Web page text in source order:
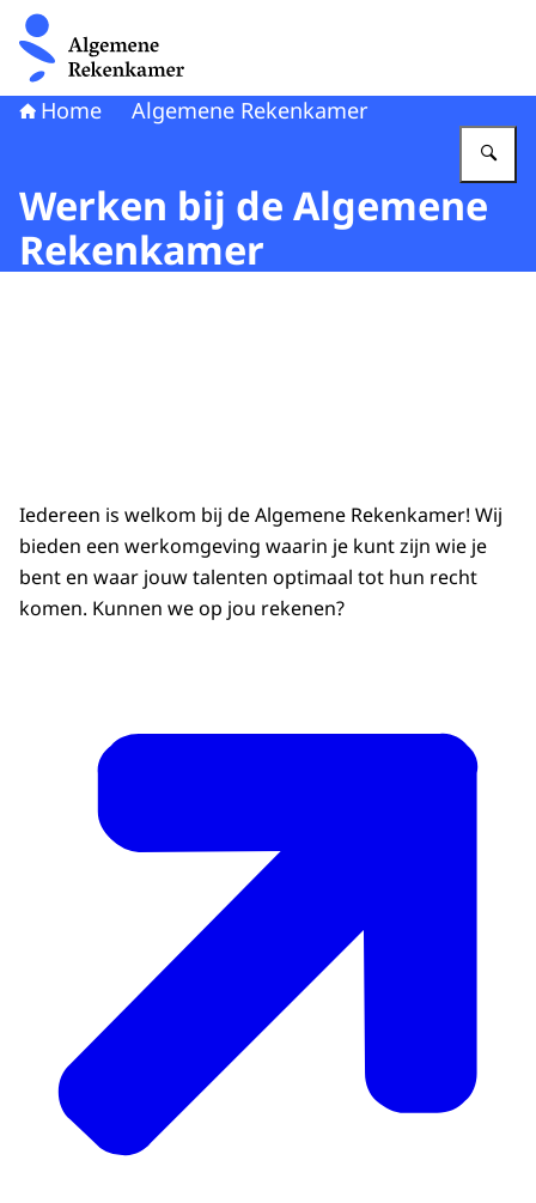
Naar de homepage van Algemene Rekenkamer
Home Algemene Rekenkamer
Werken bij de Algemene
Rekenkamer
Iedereen is welkom bij de Algemene Rekenkamer! Wij
bieden een werkomgeving waarin je kunt zijn wie je
bent en waar jouw talenten optimaal tot hun recht
komen. Kunnen we op jou rekenen?